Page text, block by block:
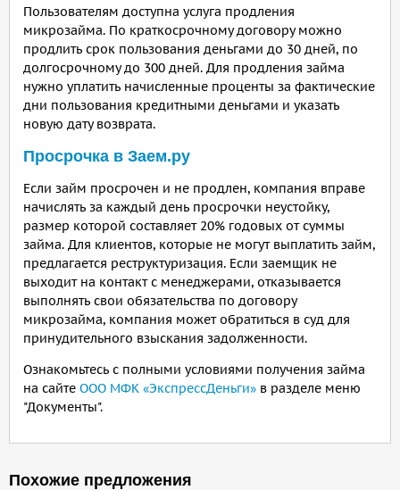
Пользователям доступна услуга продления
микрозайма. По краткосрочному договору можно
продлить срок пользования деньгами до 30 дней, по
долгосрочному до 300 дней. Для продления займа
нужно уплатить начисленные проценты за фактические
дни пользования кредитными деньгами и указать
новую дату возврата.
Просрочка в Заем.ру
Если займ просрочен и не продлен, компания вправе
начислять за каждый день просрочки неустойку,
размер которой составляет 20% годовых от суммы
займа. Для клиентов, которые не могут выплатить займ,
предлагается реструктуризация. Если заемщик не
выходит на контакт с менеджерами, отказывается
выполнять свои обязательства по договору
микрозайма, компания может обратиться в суд для
принудительного взыскания задолженности.
Ознакомьтесь с полными условиями получения займа
на сайте ООО МФК «ЭкспрессДеньги» в разделе меню
"Документы".
Похожие предложения